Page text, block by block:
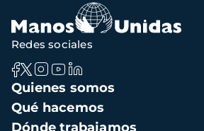
Navegación
principal
Quienes somos
Qué hacemos
Dónde trabajamos
Redes sociales